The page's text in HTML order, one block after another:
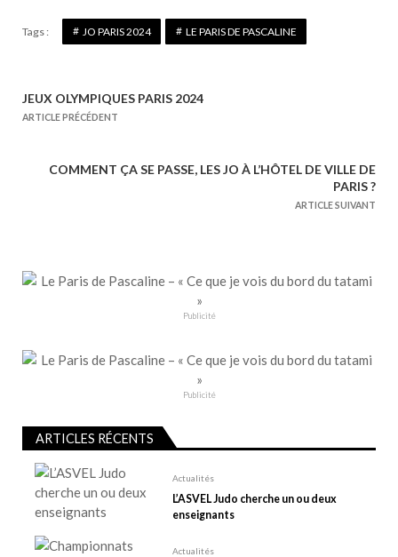
Tags : JO PARIS 2024 LE PARIS DE PASCALINE
N
i
d
e
JEUX OLYMPIQUES PARIS 2024
ARTICLE PRÉCÉDENT
COMMENT ÇA SE PASSE, LES JO À L’HÔTEL DE VILLE DE
PARIS ?
ARTICLE SUIVANT
Publicité
Publicité
ARTICLES RÉCENTS
Actualités
L’ASVEL Judo cherche un ou deux
enseignants
Actualités